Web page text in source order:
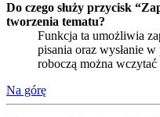
Do czego służy przycisk
tworzenia tematu?
Funkcja ta umożliwia
pisania oraz wysłanie
roboczą można
Na górę